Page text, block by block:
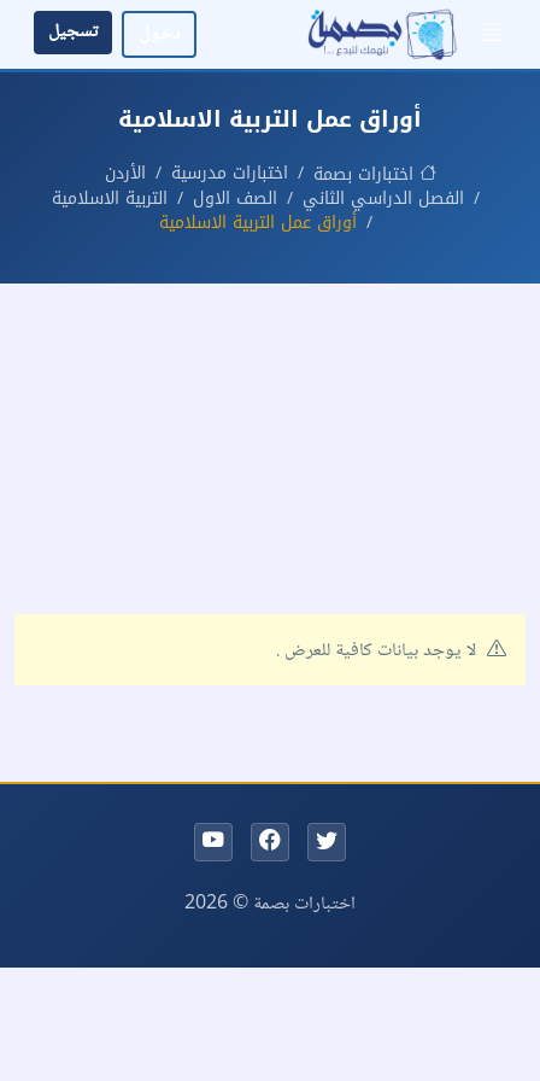
تسجيل
أوراق عمل التربية الاسلامية
اختبارات بصمة اختبارات مدرسية
الأردن
الفصل الدراسي الثاني
الصف الاول
التربية الاسلامية
أوراق عمل التربية الاسلامية
لا يوجد بيانات كافية للعرض .
اختبارات بصمة © 2026